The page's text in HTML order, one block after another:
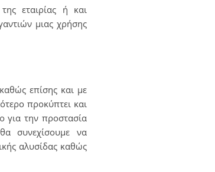
εταιρίας ή και
μιας χρήσης
επίσης και με
προκύπτει και
για την προστασία
συνεχίσουμε να
αλυσίδας καθώς